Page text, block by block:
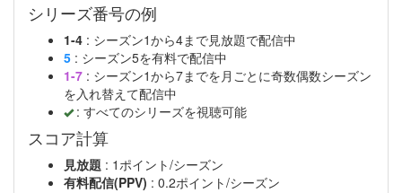
シリーズ番号の例
1-4 : シーズン1から4まで見放題で配信中
5 : シーズン5を有料で配信中
1-7 : シーズン1から7までを月ごとに奇数偶数シーズン
を入れ替えて配信中
: すべてのシリーズを視聴可能
スコア計算
見放題 : 1ポイント/シーズン
有料配信(PPV) : 0.2ポイント/シーズン